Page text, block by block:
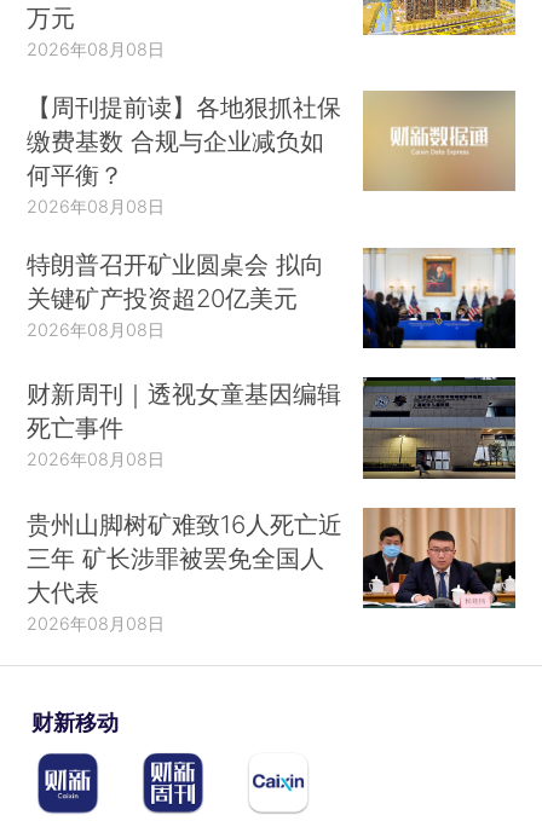
万元
2026年08月08日
【周刊提前读】各地狠抓社保
缴费基数 合规与企业减负如
何平衡？
2026年08月08日
特朗普召开矿业圆桌会 拟向
关键矿产投资超20亿美元
2026年08月08日
财新周刊｜透视女童基因编辑
死亡事件
2026年08月08日
贵州山脚树矿难致16人死亡近
三年 矿长涉罪被罢免全国人
大代表
2026年08月08日
财新移动